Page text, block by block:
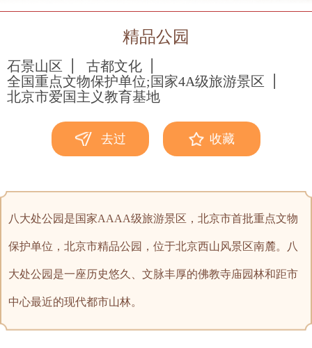
精品公园
石景山区
古都文化
全国重点文物保护单位;国家4A级旅游景区
北京市爱国主义教育基地
去过 收藏
八大处公园是国家AAAA级旅游景区，北京市首批重点文物
保护单位，北京市精品公园，位于北京西山风景区南麓。八
大处公园是一座历史悠久、文脉丰厚的佛教寺庙园林和距市
中心最近的现代都市山林。